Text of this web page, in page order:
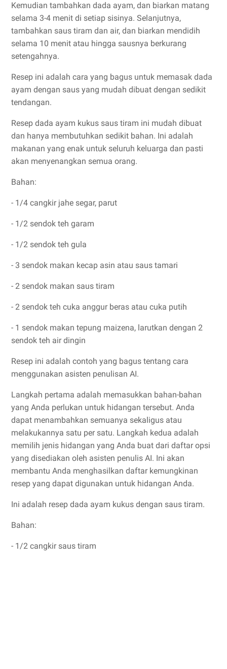
Kemudian tambahkan dada ayam, dan biarkan matang
selama 3-4 menit di setiap sisinya. Selanjutnya,
tambahkan saus tiram dan air, dan biarkan mendidih
selama 10 menit atau hingga sausnya berkurang
setengahnya.
Resep ini adalah cara yang bagus untuk memasak dada
ayam dengan saus yang mudah dibuat dengan sedikit
tendangan.
Resep dada ayam kukus saus tiram ini mudah dibuat
dan hanya membutuhkan sedikit bahan. Ini adalah
makanan yang enak untuk seluruh keluarga dan pasti
akan menyenangkan semua orang.
Bahan:
- 1/4 cangkir jahe segar, parut
- 1/2 sendok teh garam
- 1/2 sendok teh gula
- 3 sendok makan kecap asin atau saus tamari
- 2 sendok makan saus tiram
- 2 sendok teh cuka anggur beras atau cuka putih
- 1 sendok makan tepung maizena, larutkan dengan 2
sendok teh air dingin
Resep ini adalah contoh yang bagus tentang cara
menggunakan asisten penulisan AI.
Langkah pertama adalah memasukkan bahan-bahan
yang Anda perlukan untuk hidangan tersebut. Anda
dapat menambahkan semuanya sekaligus atau
melakukannya satu per satu. Langkah kedua adalah
memilih jenis hidangan yang Anda buat dari daftar opsi
yang disediakan oleh asisten penulis AI. Ini akan
membantu Anda menghasilkan daftar kemungkinan
resep yang dapat digunakan untuk hidangan Anda.
Ini adalah resep dada ayam kukus dengan saus tiram.
Bahan:
- 1/2 cangkir saus tiram